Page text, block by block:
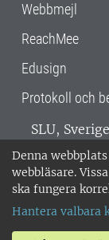
Denna
webbläsare.
ska fungera
Hantera valbara
Webbmejl
ReachMee
Edusign
Protokoll och
SLU,
Alnarp,
018-67 10